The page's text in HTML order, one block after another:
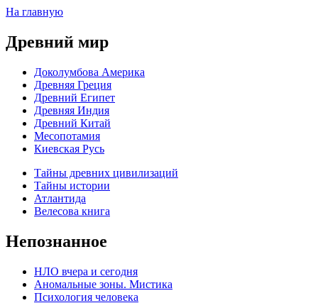
На главную
Древний мир
Доколумбова Америка
Древняя Греция
Древний Египет
Древняя Индия
Древний Китай
Месопотамия
Киевская Русь
Тайны древних цивилизаций
Тайны истории
Атлантида
Велесова книга
Непознанное
НЛО вчера и сегодня
Аномальные зоны. Мистика
Психология человека